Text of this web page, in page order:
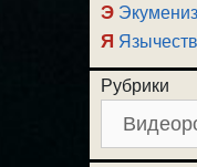
Э
Я
Рубрики